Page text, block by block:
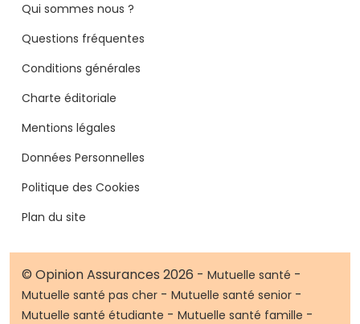
Qui sommes nous ?
Questions fréquentes
Conditions générales
Charte éditoriale
Mentions légales
Données Personnelles
Politique des Cookies
Plan du site
© Opinion Assurances 2026 - Mutuelle santé -
Mutuelle santé pas cher - Mutuelle santé senior -
Mutuelle santé étudiante - Mutuelle santé famille -